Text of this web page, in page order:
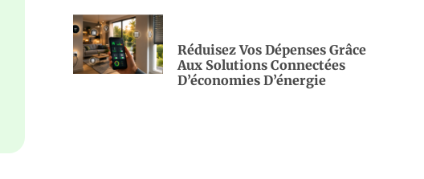
Réduisez Vos Dépenses Grâce
Aux Solutions Connectées
D’économies D’énergie